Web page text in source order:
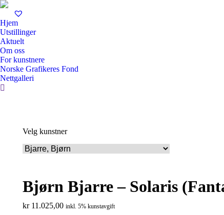
Hjem
Utstillinger
Aktuelt
Om oss
For kunstnere
Norske Grafikeres Fond
Nettgalleri
Search:
Velg kunstner
Bjørn Bjarre – Solaris
kr11.025,00 inkl. 5% kunstavgift